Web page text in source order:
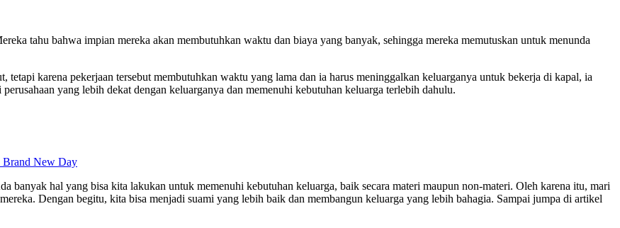
tahu bahwa impian mereka akan membutuhkan waktu dan biaya yang banyak, sehingga mereka memutuskan untuk menunda
tetapi karena pekerjaan tersebut membutuhkan waktu yang lama dan ia harus meninggalkan keluarganya untuk bekerja di kapal, ia
yang lebih dekat dengan keluarganya dan memenuhi kebutuhan keluarga terlebih dahulu.
Brand New Day
banyak hal yang bisa kita lakukan untuk memenuhi kebutuhan keluarga, baik secara materi maupun non-materi. Oleh karena itu, mari
Dengan begitu, kita bisa menjadi suami yang lebih baik dan membangun keluarga yang lebih bahagia. Sampai jumpa di artikel